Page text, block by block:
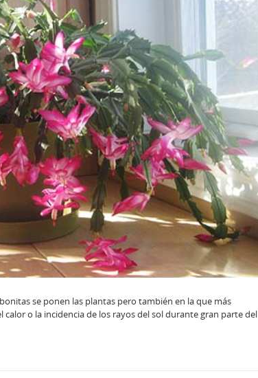
se ponen las plantas pero también en la que más
o la incidencia de los rayos del sol durante gran parte del